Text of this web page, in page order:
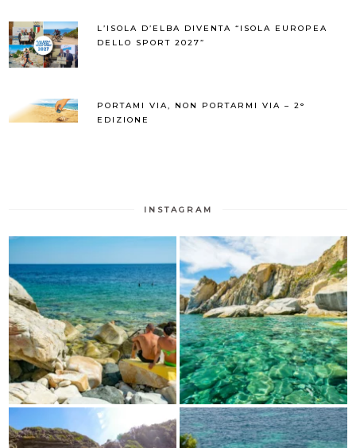
L’ISOLA D’ELBA DIVENTA “ISOLA EUROPEA
DELLO SPORT 2027”
PORTAMI VIA, NON PORTARMI VIA – 2°
EDIZIONE
INSTAGRAM